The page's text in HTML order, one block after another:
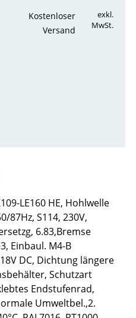
Kostenloser
Versand
exkl.
MwSt.
LE160 HE, Hohlwelle
87Hz, S114, 230V,
6.83,Bremse
Einbaul. M4-B
DC, Dichtung längere
Schutzart
Endstufenrad,
Umweltbel.,2.